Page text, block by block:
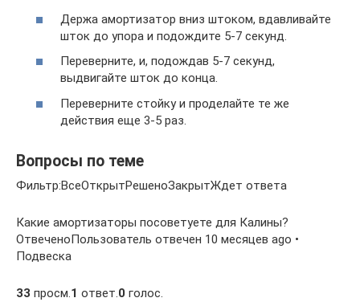
Держа амортизатор вниз штоком, вдавливайте
шток до упора и подождите 5-7 секунд.
Переверните, и, подождав 5-7 секунд,
выдвигайте шток до конца.
Переверните стойку и проделайте те же
действия еще 3-5 раз.
Вопросы по теме
Фильтр:ВсеОткрытРешеноЗакрытЖдет ответа
Какие амортизаторы посоветуете для Калины?
ОтвеченоПользователь отвечен 10 месяцев ago •
Подвеска
33 просм.1 ответ.0 голос.